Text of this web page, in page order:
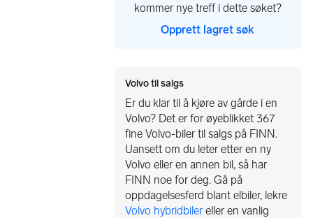
kommer nye treff i dette søket?
Opprett lagret søk
Volvo til salgs
Er du klar til å kjøre av gårde i en
Volvo? Det er for øyeblikket 367
fine Volvo-biler til salgs på FINN.
Uansett om du leter etter en ny
Volvo eller en annen bil, så har
FINN noe for deg. Gå på
oppdagelsesferd blant elbiler, lekre
Volvo hybridbilereller en vanlig